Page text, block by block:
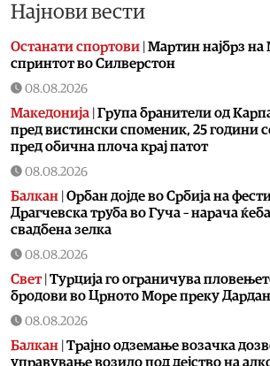
Најнови вести
Останати спортови Мартин најбрз
спринтот во Силверстон
08.08.2026
Македонија Група бранители од
пред вистински споменик, 25 години
пред обична плоча крај патот
08.08.2026
Балкан Орбан дојде во Србија на
Драгчевска труба во Гуча – нарача
свадбена зелка
08.08.2026
Свет| Турција го ограничува
бродови во Црното Море преку
08.08.2026
Балкан Трајно одземање возачка
управување возило под дејство на